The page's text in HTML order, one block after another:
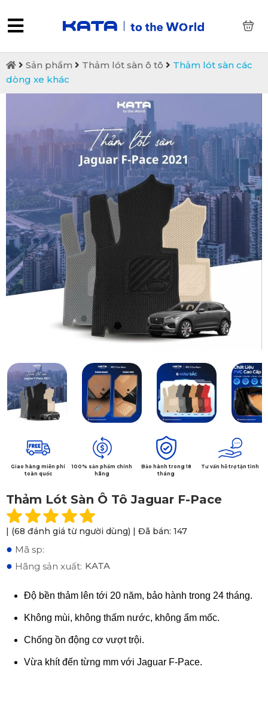
Sản phẩm Thảm lót sàn ô tô
Thảm lót sàn các
dòng xe khác
Giao hàng miễn phí
toàn quốc
100% sản phẩm chính
hãng
Bảo hành trong 18
tháng
Tư vấn hỗ trợ tận tình
Thảm Lót Sàn Ô Tô Jaguar F-Pace
| (68 đánh giá từ người dùng) | Đã bán: 147
● Mã sp:
● Hãng sản xuất: KATA
Độ bền thảm lên tới 20 năm, bảo hành trong 24 tháng.
Không mùi, không thấm nước, không ẩm mốc.
Chống ồn động cơ vượt trội.
Vừa khít đến từng mm với Jaguar F-Pace.